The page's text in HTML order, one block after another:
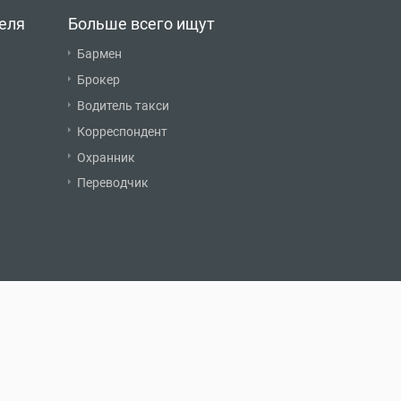
Больше всего ищут
Бармен
Брокер
Водитель такси
Корреспондент
Охранник
Переводчик